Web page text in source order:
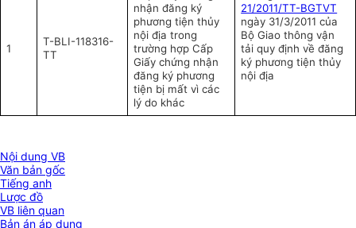
1
T-BLI-118316-
TT
nhận đăng ký
phương tiện thủy
nội địa trong
trường hợp Cấp
Giấy chứng nhận
đăng ký phương
tiện bị mất vì các
lý do khác
21/2011/TT-BGTVT
ngày 31/3/2011 của
Bộ Giao thông vận
tải quy định về đăng
ký phương tiện thủy
nội địa
Nội dung VB
Văn bản gốc
Tiếng anh
Lược đồ
VB liên quan
Bản án áp dụng